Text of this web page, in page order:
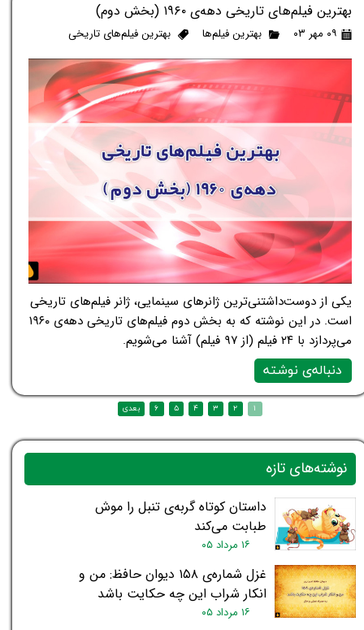
بهترین فیلم‌های تاریخی دهه‌ی ۱۹۶۰ (بخش دوم)
۰۹ مهر ۰۳ بهترین فیلم‌ها بهترین فیلم‌های تاریخی
یکی از دوست‌داشتنی‌ترین ژانرهای سینمایی، ژانر فیلم‌های تاریخی
است. در این نوشته که به بخش دوم فیلم‌های تاریخی دهه‌ی ۱۹۶۰
می‌پردازد با ۲۴ فیلم (از ۹۷ فیلم) آشنا می‌شویم.
دنباله‌ی نوشته
داستان کوتاه گربه‌ی تنبل را موش
طبابت می‌کند
۱۶ مرداد ۰۵
غزل شماره‌ی ۱۵۸ دیوان حافظ: من و
انکار شراب این چه حکایت باشد
۱۶ مرداد ۰۵
نوشته‌های تازه